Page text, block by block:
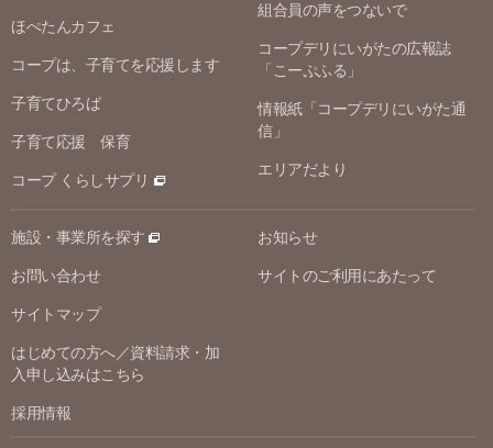
ほぺたんカフェ
コープは、子育てを応援します
子育てひろば
子育て応援 保育
コープ くらしサプリ
組合員の声をつないで
コープデリにいがたの広報誌
「こーぷふる」
情報紙「コープデリにいがた通
信」
エリアだより
施設・事業所を探す
お問い合わせ
サイトマップ
はじめての方へ／資料請求・加
入申し込みはこちら
採用情報
お知らせ
サイトのご利用にあたって